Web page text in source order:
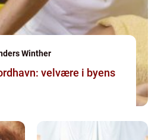
Winther
velvære i byens